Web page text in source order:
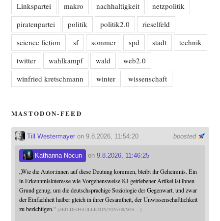
Linkspartei
makro nachhaltigkeit
netzpolitik
piratenpartei
politik politik2.0
rieselfeld
science fiction
sf sommer spd stadt
technik
twitter
wahlkampf wald
web2.0
winfried kretschmann
winter wissenschaft
MASTODON-FEED
boosted
Till Westermayeron 9.8.2026, 11:54:20
Katharina Nocun on 9.8.2026, 11:46:25
„Wie die Autor:innen auf diese Deutung kommen, bleibt ihr Geheimnis. Ein
in Erkenntnisinteresse wie Vorgehensweise KI-getriebener Artikel ist ihnen
Grund genug, um die deutschsprachige Soziologie der Gegenwart, und zwar
der Einfachheit halber gleich in ihrer Gesamtheit, der Unwissenschaftlichkeit
zu bezichtigen.“ ZEIT.DE/FEUILLETON/2026-08/WIS